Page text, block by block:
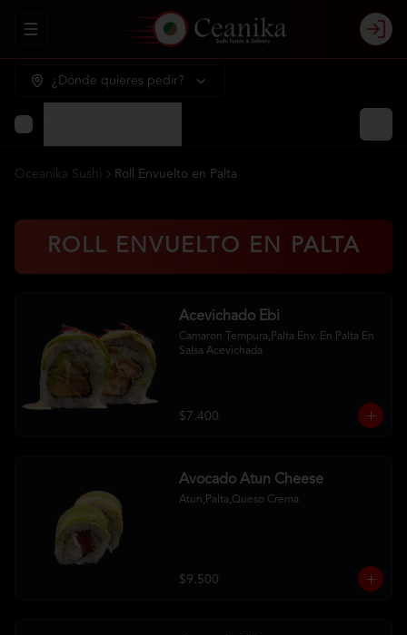
Abrir menu de navegación Login
¿Dónde quieres pedir?
Oceanika Sushi Roll Envuelto en Palta
ROLL ENVUELTO EN PALTA
Acevichado Ebi
Camaron Tempura,Palta Env. En Palta En
Salsa Acevichada
$7.400
Avocado Atun Cheese
Atun,Palta,Queso Crema
$9.500